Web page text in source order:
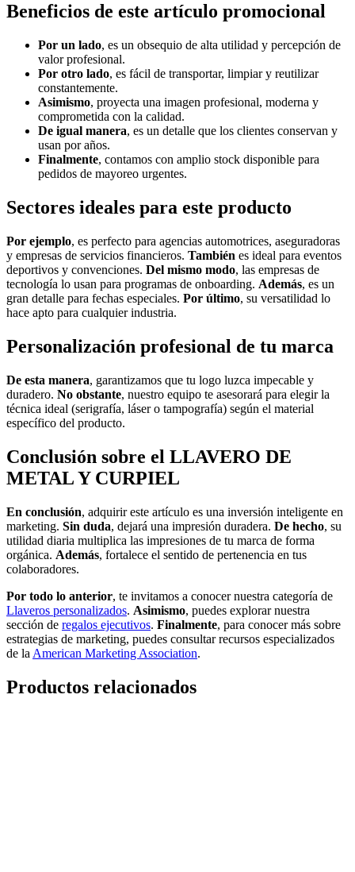
Beneficios de este artículo promocional
Por un lado, es un obsequio de alta utilidad y percepción de
valor profesional.
Por otro lado, es fácil de transportar, limpiar y reutilizar
constantemente.
Asimismo, proyecta una imagen profesional, moderna y
comprometida con la calidad.
De igual manera, es un detalle que los clientes conservan y
usan por años.
Finalmente, contamos con amplio stock disponible para
pedidos de mayoreo urgentes.
Sectores ideales para este producto
Por ejemplo, es perfecto para agencias automotrices, aseguradoras
y empresas de servicios financieros. También es ideal para eventos
deportivos y convenciones. Del mismo modo, las empresas de
tecnología lo usan para programas de onboarding. Además, es un
gran detalle para fechas especiales. Por último, su versatilidad lo
hace apto para cualquier industria.
Personalización profesional de tu marca
De esta manera, garantizamos que tu logo luzca impecable y
duradero. No obstante, nuestro equipo te asesorará para elegir la
técnica ideal (serigrafía, láser o tampografía) según el material
específico del producto.
Conclusión sobre el LLAVERO DE
METAL Y CURPIEL
En conclusión, adquirir este artículo es una inversión inteligente en
marketing. Sin duda, dejará una impresión duradera. De hecho, su
utilidad diaria multiplica las impresiones de tu marca de forma
orgánica. Además, fortalece el sentido de pertenencia en tus
colaboradores.
Por todo lo anterior, te invitamos a conocer nuestra categoría de
Llaveros personalizados. Asimismo, puedes explorar nuestra
sección de regalos ejecutivos. Finalmente, para conocer más sobre
estrategias de marketing, puedes consultar recursos especializados
de la American Marketing Association.
Productos relacionados